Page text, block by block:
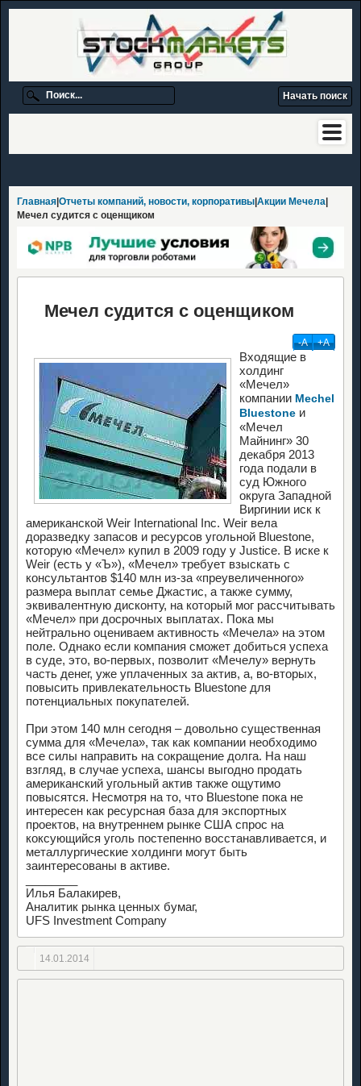
Главная Отчеты компаний, новости, корпоративы Акции Мечела
Мечел судится с оценщиком
Мечел судится с оценщиком
-А +А
Входящие в
холдинг
«Мечел»
компании Mechel
Bluestone и
«Мечел
Майнинг» 30
декабря 2013
года подали в
суд Южного
округа Западной
Виргинии иск к
американской Weir International Inc. Weir вела
доразведку запасов и ресурсов угольной Bluestone,
которую «Мечел» купил в 2009 году у Justice. В иске к
Weir (есть у «Ъ»), «Мечел» требует взыскать с
консультантов $140 млн из-за «преувеличенного»
размера выплат семье Джастис, а также сумму,
эквивалентную дисконту, на который мог рассчитывать
«Мечел» при досрочных выплатах. Пока мы
нейтрально оцениваем активность «Мечела» на этом
поле. Однако если компания сможет добиться успеха
в суде, это, во-первых, позволит «Мечелу» вернуть
часть денег, уже уплаченных за актив, а, во-вторых,
повысить привлекательность Bluestone для
потенциальных покупателей.
При этом 140 млн сегодня – довольно существенная
сумма для «Мечела», так как компании необходимо
все силы направить на сокращение долга. На наш
взгляд, в случае успеха, шансы выгодно продать
американский угольный актив также ощутимо
повысятся. Несмотря на то, что Bluestone пока не
интересен как ресурсная база для экспортных
проектов, на внутреннем рынке США спрос на
коксующийся уголь постепенно восстанавливается, и
металлургические холдинги могут быть
заинтересованы в активе.
Илья Балакирев,
Аналитик рынка ценных бумаг,
UFS Investment Company
14.01.2014